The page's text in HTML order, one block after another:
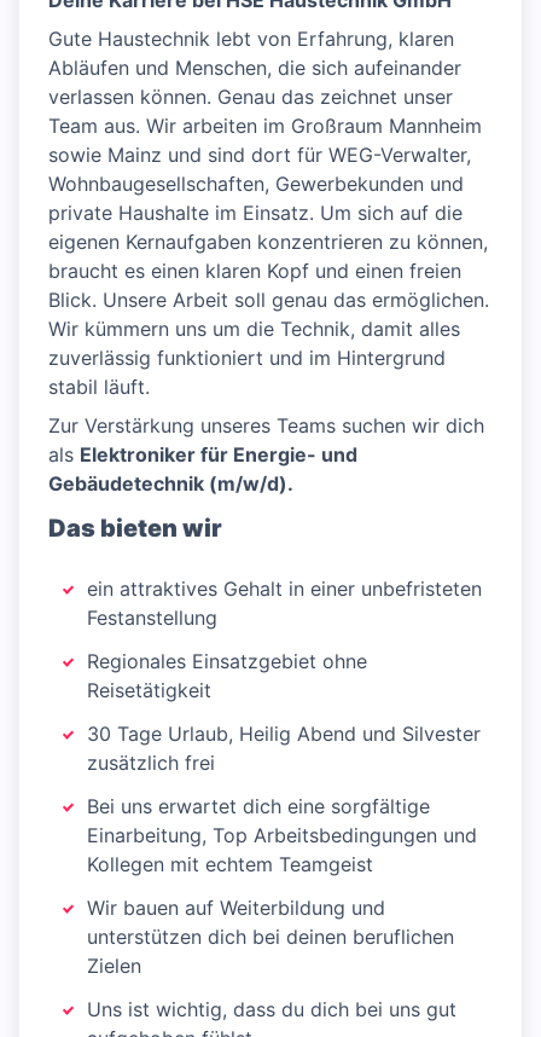
Gute Haustechnik lebt von Erfahrung, klaren
Abläufen und Menschen, die sich aufeinander
verlassen können. Genau das zeichnet unser
Team aus. Wir arbeiten im Großraum Mannheim
sowie Mainz und sind dort für WEG-Verwalter,
Wohnbaugesellschaften, Gewerbekunden und
private Haushalte im Einsatz. Um sich auf die
eigenen Kernaufgaben konzentrieren zu können,
braucht es einen klaren Kopf und einen freien
Blick. Unsere Arbeit soll genau das ermöglichen.
Wir kümmern uns um die Technik, damit alles
zuverlässig funktioniert und im Hintergrund
stabil läuft.
Zur Verstärkung unseres Teams suchen wir dich
als Elektroniker für Energie- und
Gebäudetechnik (m/w/d).
Das bieten wir
ein attraktives Gehalt in einer unbefristeten
Festanstellung
Regionales Einsatzgebiet ohne
Reisetätigkeit
30 Tage Urlaub, Heilig Abend und Silvester
zusätzlich frei
Bei uns erwartet dich eine sorgfältige
Einarbeitung, Top Arbeitsbedingungen und
Kollegen mit echtem Teamgeist
Wir bauen auf Weiterbildung und
unterstützen dich bei deinen beruflichen
Zielen
Uns ist wichtig, dass du dich bei uns gut